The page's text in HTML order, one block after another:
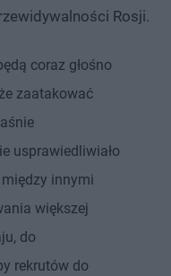
Rosji.
coraz głośno
zaatakować
usprawiedliwiało
innymi
większej
do
rekrutów do